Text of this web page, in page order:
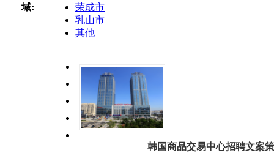
域:
荣成市
乳山市
其他
韩国商品交易中心招聘文案